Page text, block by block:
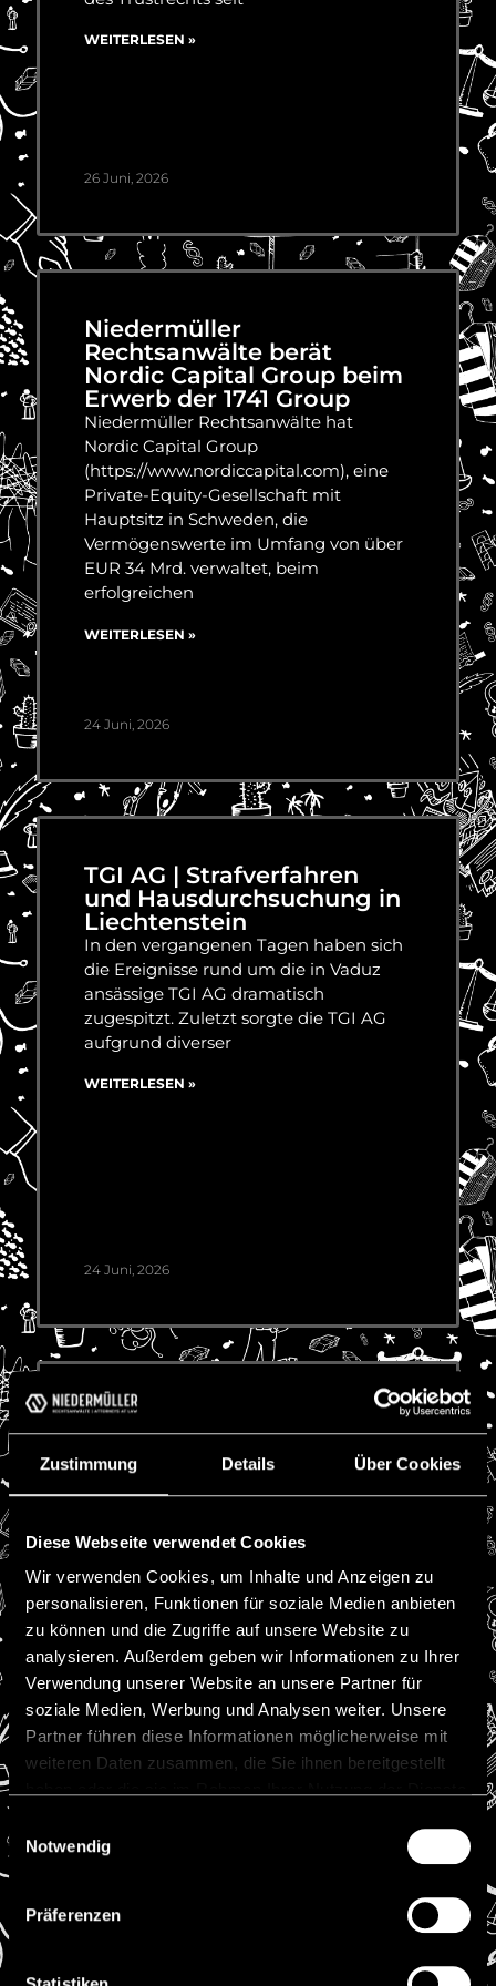
Zustimmung Details Über Cookies
Diese Webseite verwendet Cookies
Wir verwenden Cookies, um Inhalte und Anzeigen zu
personalisieren, Funktionen für soziale Medien anbieten
zu können und die Zugriffe auf unsere Website zu
analysieren. Außerdem geben wir Informationen zu Ihrer
Verwendung unserer Website an unsere Partner für
soziale Medien, Werbung und Analysen weiter. Unsere
Partner führen diese Informationen möglicherweise mit
weiteren Daten zusammen, die Sie ihnen bereitgestellt
Notwendig
Präferenzen
WEITERLESEN »
26 Juni, 2026
Niedermüller
Rechtsanwälte berät
Nordic Capital Group beim
Erwerb der 1741 Group
Niedermüller Rechtsanwälte hat
Nordic Capital Group
(https://www.nordiccapital.com), eine
Private-Equity-Gesellschaft mit
Hauptsitz in Schweden, die
Vermögenswerte im Umfang von über
EUR 34 Mrd. verwaltet, beim
erfolgreichen
WEITERLESEN »
24 Juni, 2026
TGI AG | Strafverfahren
und Hausdurchsuchung in
Liechtenstein
In den vergangenen Tagen haben sich
die Ereignisse rund um die in Vaduz
ansässige TGI AG dramatisch
zugespitzt. Zuletzt sorgte die TGI AG
aufgrund diverser
WEITERLESEN »
24 Juni, 2026
Kryptowerte als
Finanzinstrumente:
Einordnung der ESMA-
Guidelines und
MiCAR-regulierten
Finanzinstrumenten
Mit der zunehmenden Etablierung von
Kryptowerten und tokenisierten
Geschäftsmodellen eröffnen sich neue
Möglichkeiten für Unternehmen,
Investoren und Dienstleister.
Gleichzeitig stellt sich verstärkt die
Frage, welche
WEITERLESEN »